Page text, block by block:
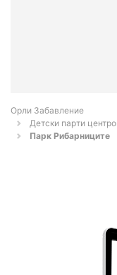
Орли Забавление
Детски парти
Парк Рибарниците